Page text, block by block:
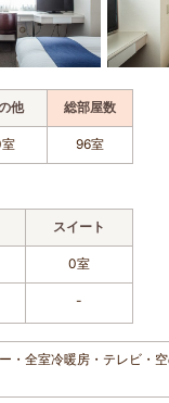
他 総部屋数
96室
スイート
0室
-
・全室冷暖房・テレビ・